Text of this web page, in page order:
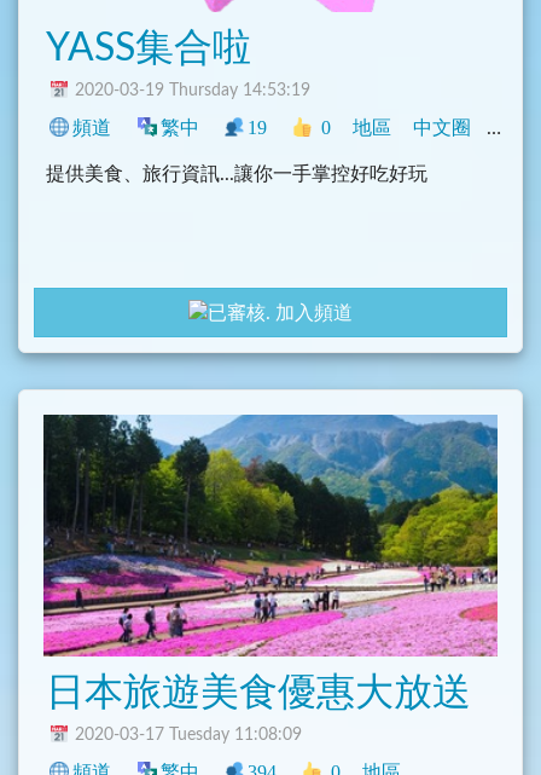
YASS集合啦
2020-03-19 Thursday 14:53:19
頻道 繁中 19 0 地區 中文圈 臺灣
提供美食、旅行資訊...讓你一手掌控好吃好玩
加入頻道
日本旅遊美食優惠大放送
2020-03-17 Tuesday 11:08:09